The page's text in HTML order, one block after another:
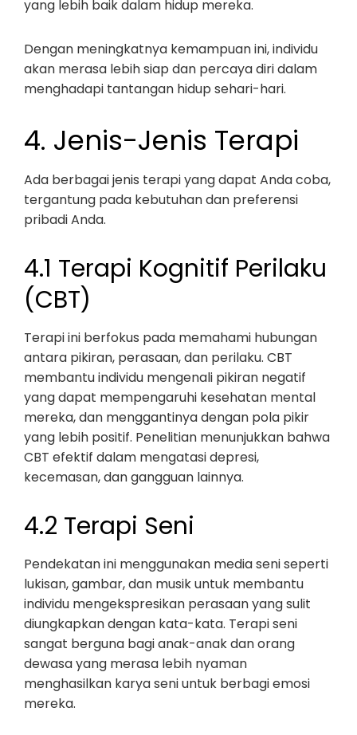
yang lebih baik dalam hidup mereka.
Dengan meningkatnya kemampuan ini, individu
akan merasa lebih siap dan percaya diri dalam
menghadapi tantangan hidup sehari-hari.
4. Jenis-Jenis Terapi
Ada berbagai jenis terapi yang dapat Anda coba,
tergantung pada kebutuhan dan preferensi
pribadi Anda.
4.1 Terapi Kognitif Perilaku
(CBT)
Terapi ini berfokus pada memahami hubungan
antara pikiran, perasaan, dan perilaku. CBT
membantu individu mengenali pikiran negatif
yang dapat mempengaruhi kesehatan mental
mereka, dan menggantinya dengan pola pikir
yang lebih positif. Penelitian menunjukkan bahwa
CBT efektif dalam mengatasi depresi,
kecemasan, dan gangguan lainnya.
4.2 Terapi Seni
Pendekatan ini menggunakan media seni seperti
lukisan, gambar, dan musik untuk membantu
individu mengekspresikan perasaan yang sulit
diungkapkan dengan kata-kata. Terapi seni
sangat berguna bagi anak-anak dan orang
dewasa yang merasa lebih nyaman
menghasilkan karya seni untuk berbagi emosi
mereka.